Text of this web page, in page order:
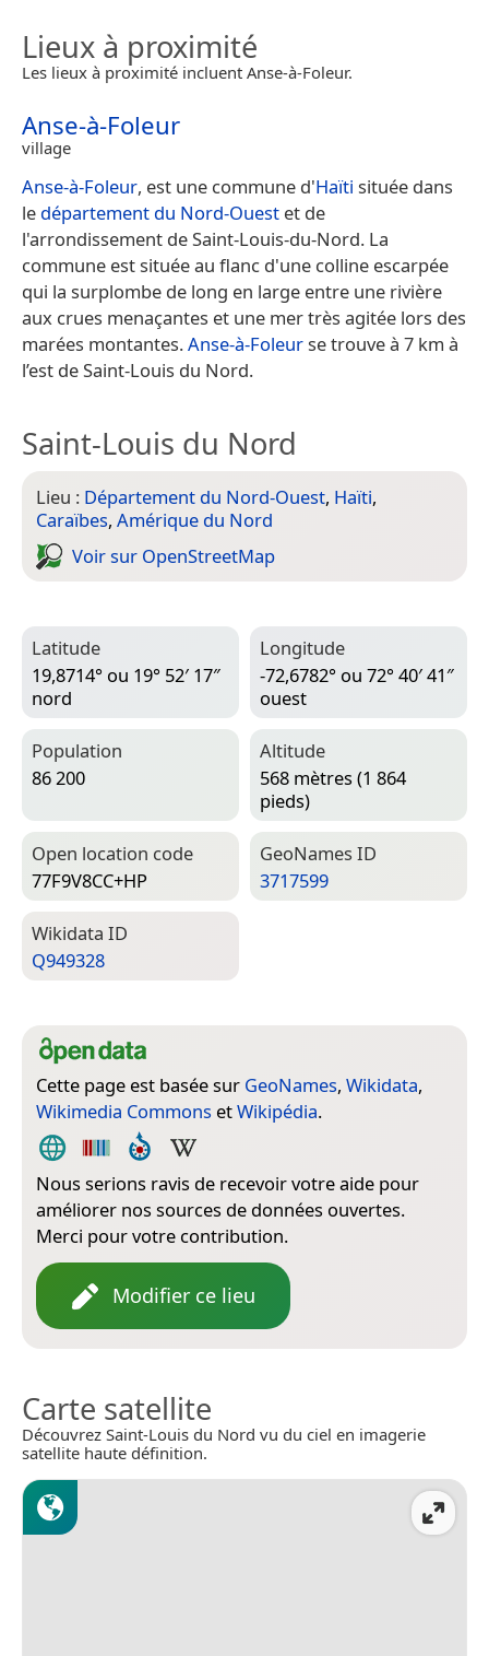
Lieux à proximité
Les lieux à proximité incluent Anse-à-Foleur.
Anse-à-Foleur
village
Anse-à-Foleur, est une commune d'Haïti située dans
le département du Nord-Ouest et de
l'arrondissement de Saint-Louis-du-Nord. La
commune est située au flanc d'une colline escarpée
qui la surplombe de long en large entre une rivière
aux crues menaçantes et une mer très agitée lors des
marées montantes.Anse-à-Foleurse trouve à 7 km à
l’est de Saint-Louis du Nord.
Saint-Louis du Nord
Lieu : Département du Nord-Ouest, Haïti,
Caraïbes, Amérique du Nord
Voir sur Open­Street­Map
Latitude
19,8714° ou 19° 52′ 17″
nord
Longitude
-72,6782° ou 72° 40′ 41″
ouest
Population
86 200
Altitude
568 mètres (1 864
pieds)
Open location code
77F9V8CC+HP
Geo­Names ID
3717599
Wiki­data ID
Q949328
Cette page est basée sur GeoNames, Wikidata,
Wikimedia Commons etWikipédia.
Nous serions ravis de recevoir votre aide pour
améliorer nos sources de données ouvertes.
Merci pour votre contribution.
Modifier ce lieu
Carte satellite
Découvrez Saint-Louis du Nord vu du ciel en imagerie
satellite haute définition.